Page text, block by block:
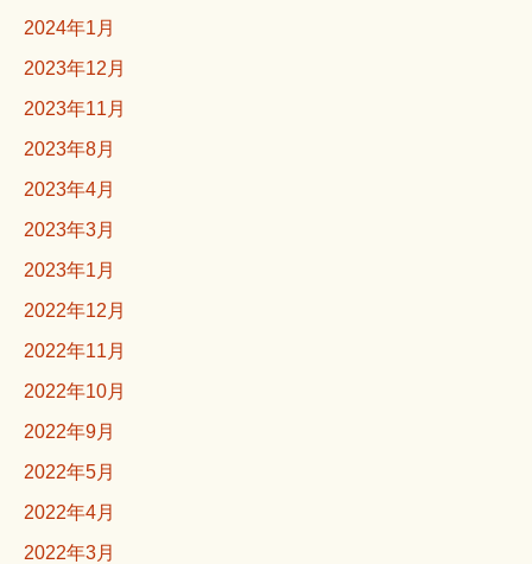
2024年1月
2023年12月
2023年11月
2023年8月
2023年4月
2023年3月
2023年1月
2022年12月
2022年11月
2022年10月
2022年9月
2022年5月
2022年4月
2022年3月